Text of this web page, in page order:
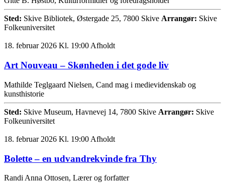
Sted: Skive Bibliotek, Østergade 25, 7800 Skive Arrangør: Skive
Folkeuniversitet
18. februar 2026 Kl. 19:00 Afholdt
Art Nouveau – Skønheden i det gode liv
Mathilde Teglgaard Nielsen, Cand mag i medievidenskab og
kunsthistorie
Sted: Skive Museum, Havnevej 14, 7800 Skive Arrangør: Skive
Folkeuniversitet
18. februar 2026 Kl. 19:00 Afholdt
Bolette – en udvandrekvinde fra Thy
Randi Anna Ottosen, Lærer og forfatter